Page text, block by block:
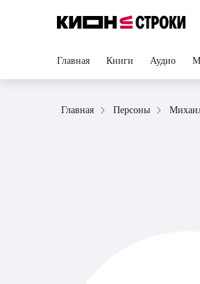
Главная Книги Аудио
Главная Персоны